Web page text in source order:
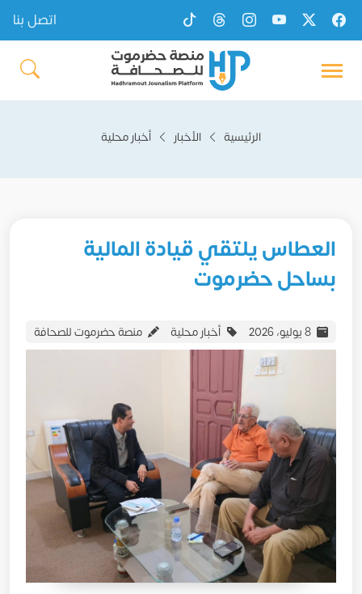
اتصل بنا
الرئيسية الأخبار أخبار محلية
العطاس يلتقي قيادة المالية
بساحل حضرموت
8 يوليو، 2026 أخبار محلية منصة حضرموت للصحافة